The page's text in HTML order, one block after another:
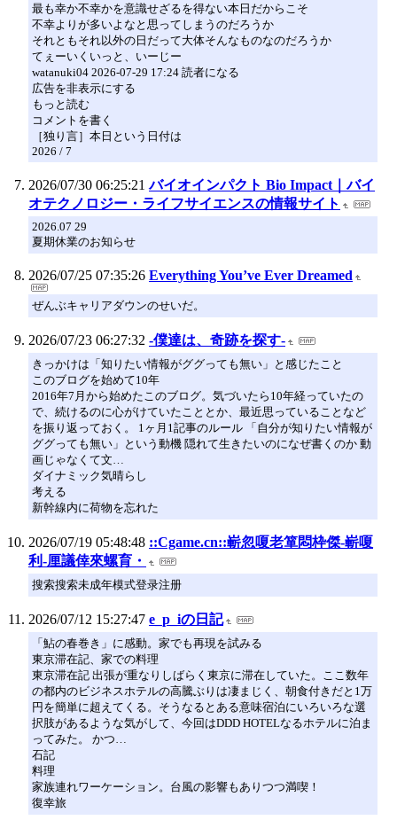
最も幸か不幸かを意識せざるを得ない本日だからこそ
不幸よりが多いよなと思ってしまうのだろうか
それともそれ以外の日だって大体そんなものなのだろうか
てぇーいくいっと、いーじー
watanuki04 2026-07-29 17:24 読者になる
広告を非表示にする
もっと読む
コメントを書く
［独り言］本日という日付は
2026 / 7
2026/07/30 06:25:21 バイオインパクト Bio Impact｜バイ
オテクノロジー・ライフサイエンスの情報サイト
2026.07 29
夏期休業のお知らせ
2026/07/25 07:35:26 Everything You’ve Ever Dreamed
ぜんぶキャリアダウンのせいだ。
2026/07/23 06:27:32 -僕達は、奇跡を探す-
きっかけは「知りたい情報がググっても無い」と感じたこと
このブログを始めて10年
2016年7月から始めたこのブログ。気づいたら10年経っていたの
で、続けるのに心がけていたこととか、最近思っていることなど
を振り返っておく。 1ヶ月1記事のルール 「自分が知りたい情報が
ググっても無い」という動機 隠れて生きたいのになぜ書くのか 動
画じゃなくて文…
ダイナミック気晴らし
考える
新幹線内に荷物を忘れた
2026/07/19 05:48:48 ::Cgame.cn::嶄忽嗄老箪悶枠傑-嶄嗄
利-厘議倖來螺育・
搜索搜索未成年模式登录注册
2026/07/12 15:27:47 e_p_iの日記
「鮎の春巻き」に感動。家でも再現を試みる
東京滞在記、家での料理
東京滞在記 出張が重なりしばらく東京に滞在していた。ここ数年
の都内のビジネスホテルの高騰ぶりは凄まじく、朝食付きだと1万
円を簡単に超えてくる。そうなるとある意味宿泊にいろいろな選
択肢があるような気がして、今回はDDD HOTELなるホテルに泊ま
ってみた。 かつ…
石記
料理
家族連れワーケーション。台風の影響もありつつ満喫！
復幸旅